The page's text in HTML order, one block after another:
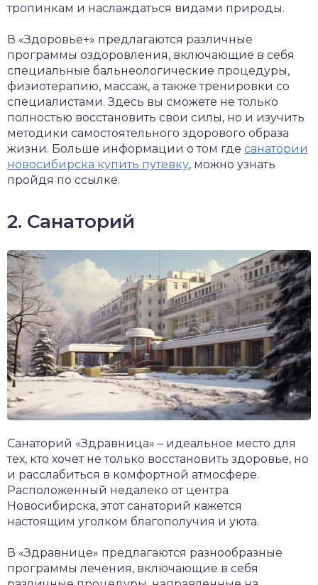
тропинкам и наслаждаться видами природы.
В «Здоровье+» предлагаются различные
программы оздоровления, включающие в себя
специальные бальнеологические процедуры,
физиотерапию, массаж, а также тренировки со
специалистами. Здесь вы сможете не только
полностью восстановить свои силы, но и изучить
методики самостоятельного здорового образа
жизни. Больше информации о том где санатории
новосибирска купить путевку, можно узнать
пройдя по ссылке.
2. Санаторий
Санаторий «Здравница» – идеальное место для
тех, кто хочет не только восстановить здоровье, но
и расслабиться в комфортной атмосфере.
Расположенный недалеко от центра
Новосибирска, этот санаторий кажется
настоящим уголком благополучия и уюта.
В «Здравнице» предлагаются разнообразные
программы лечения, включающие в себя